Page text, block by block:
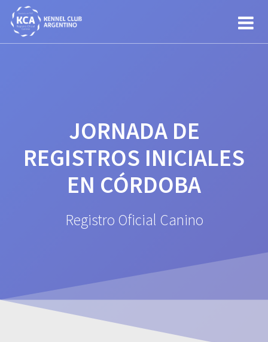
JORNADA DE
REGISTROS INICIALES
EN CÓRDOBA
Registro Oficial Canino